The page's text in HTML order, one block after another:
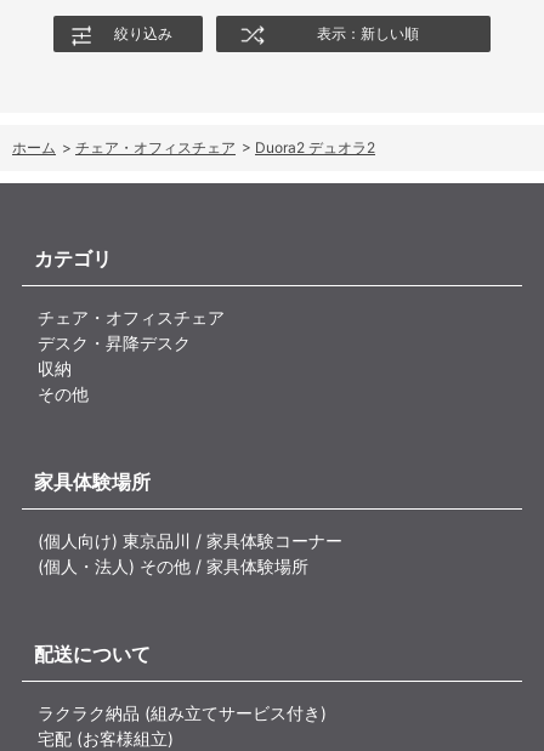
絞り込み 表示：新しい順
ホーム > チェア・オフィスチェア > Duora2 デュオラ2
カテゴリ
チェア・オフィスチェア
デスク・昇降デスク
収納
その他
家具体験場所
(個人向け) 東京品川 / 家具体験コーナー
(個人・法人) その他 / 家具体験場所
配送について
ラクラク納品 (組み立てサービス付き)
宅配 (お客様組立)